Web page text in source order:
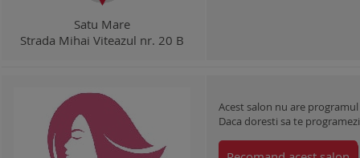
Satu Mare
Strada Mihai Viteazul nr. 20 B
Acest salon nu are
Daca doresti sa te